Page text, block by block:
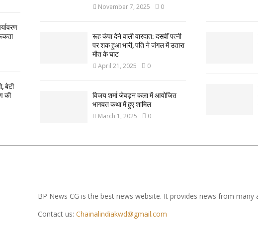
बेटी
की
November 7, 2025 0
रूह कंपा देने वाली वारदात: दसवीं पत्नी
पर शक हुआ भारी, पति ने जंगल में उतारा
मौत के घाट
April 21, 2025 0
विजय शर्मा जेवड़न कला में आयोजित
भागवत कथा में हुए शामिल
March 1, 2025 0
BP News CG is the best news website. It provides news from many
Contact us: Chainalindiakwd@gmail.com